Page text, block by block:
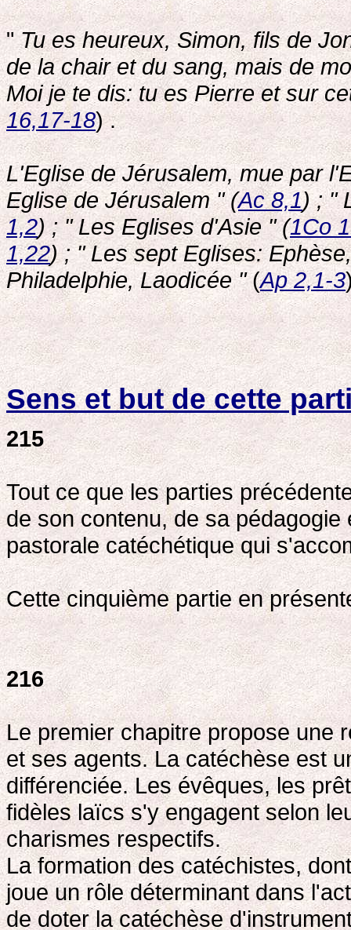
"Tu es heureux, Simon, fils de
de la chair et du sang, mais de
Moi je te dis: tu es Pierre et sur
16,17-18) .
L'Eglise de Jérusalem, mue par
Eglise de Jérusalem " (Ac 8,1) ; "
1,2) ; " Les Eglises d'Asie " (1Co
1,22) ; " Les sept Eglises:
Philadelphie, Laodicée "(Ap 2,1-3
Sens et but de cette
215
Tout ce que les parties
de son contenu, de sa
pastorale catéchétique qui
Cette cinquième partie en
216
Le premier chapitre propose une
et ses agents. La catéchèse est
différenciée. Les évêques, les
fidèles laïcs s'y engagent selon
charismes respectifs.
La formation des catéchistes,
joue un rôle déterminant dans
de doter la catéchèse